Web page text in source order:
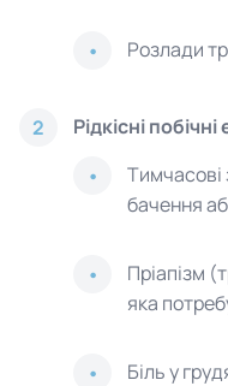
Розлади
2 Рідкісні
Тимчасові
бачення
Пріапізм
яка
Біль у